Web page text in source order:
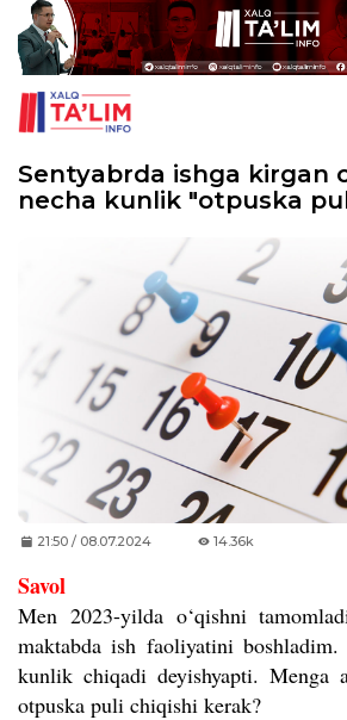
Sentyabrda ishga kirgan
necha kunlik "otpuska
21:50 / 08.07.2024 14.36k
Savol
Men 2023-yilda o‘qishni
maktabda ish faoliyatini
kunlik chiqadi deyishyapti. Menga
otpuska puli chiqishi kerak?